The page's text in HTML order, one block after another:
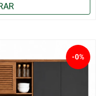
-0%